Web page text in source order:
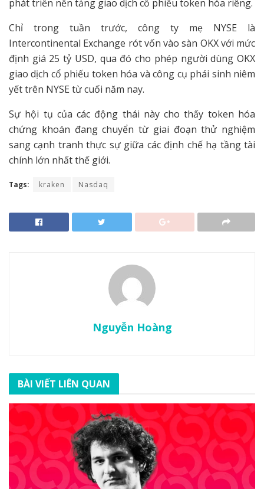
phát triển nền tảng giao dịch cổ phiếu token hóa riêng.
Chỉ trong tuần trước, công ty mẹ NYSE là
Intercontinental Exchange rót vốn vào sàn OKX với mức
định giá 25 tỷ USD, qua đó cho phép người dùng OKX
giao dịch cổ phiếu token hóa và công cụ phái sinh niêm
yết trên NYSE từ cuối năm nay.
Sự hội tụ của các động thái này cho thấy token hóa
chứng khoán đang chuyển từ giai đoạn thử nghiệm
sang cạnh tranh thực sự giữa các định chế hạ tầng tài
chính lớn nhất thế giới.
Tags: kraken Nasdaq
Nguyễn Hoàng
BÀI VIẾT LIÊN QUAN